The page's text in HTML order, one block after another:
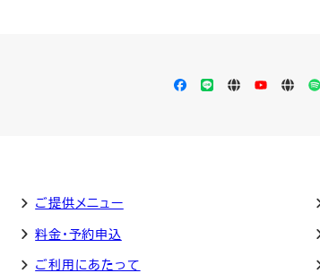
Facebook
LINEApple
Podcast
YouTube
ご提供メニュー
料金・予約申込
ご利用にあたって